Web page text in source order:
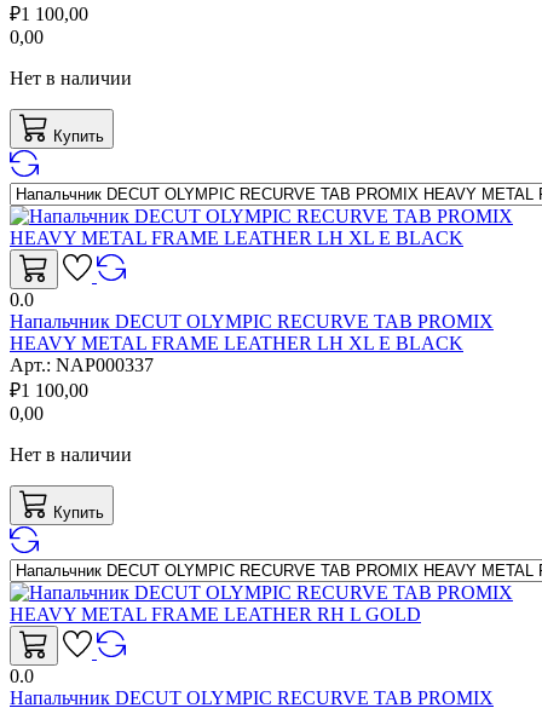
₽1 100,00
0,00
Нет в наличии
Купить
0.0
Напальчник DECUT OLYMPIC RECURVE TAB PROMIX
HEAVY METAL FRAME LEATHER LH XL E BLACK
Арт.: NAP000337
₽1 100,00
0,00
Нет в наличии
Купить
0.0
Напальчник DECUT OLYMPIC RECURVE TAB PROMIX